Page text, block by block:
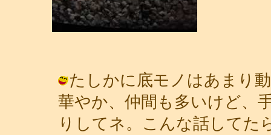
たしかに底モノはあまり
華やか、仲間も多いけど、
りしてネ。こんな話してた